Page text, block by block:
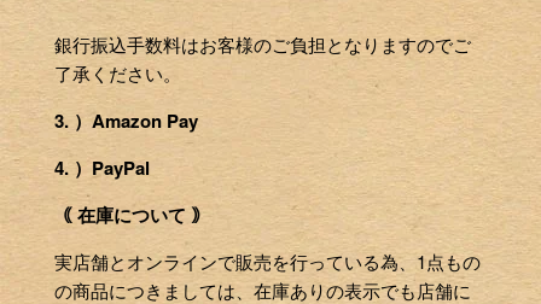
銀行振込手数料はお客様のご負担となりますのでご
了承ください。
3. ）Amazon Pay
4. ）PayPal
｟ 在庫について ｠
実店舗とオンラインで販売を行っている為、1点もの
の商品につきましては、在庫ありの表示でも店舗に